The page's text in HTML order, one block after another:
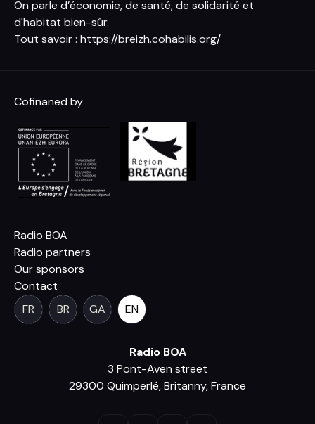
On parle d’économie, de santé, de solidarité et
d'habitat bien-sûr.
Tout savoir : https://breizh.cohabilis.org/
Cofinaned by
Radio BOA
Radio partners
Our sponsors
Contact
FR
BR GA EN
Radio BOA
3 Pont-Aven street
29300 Quimperlé, Britanny, France